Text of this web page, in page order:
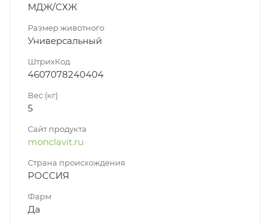
МДЖ/СХЖ
Размер животного
Универсальный
ШтрихКод
4607078240404
Вес (кг)
5
Сайт продукта
monclavit.ru
Страна происхождения
РОССИЯ
Фарм
Да